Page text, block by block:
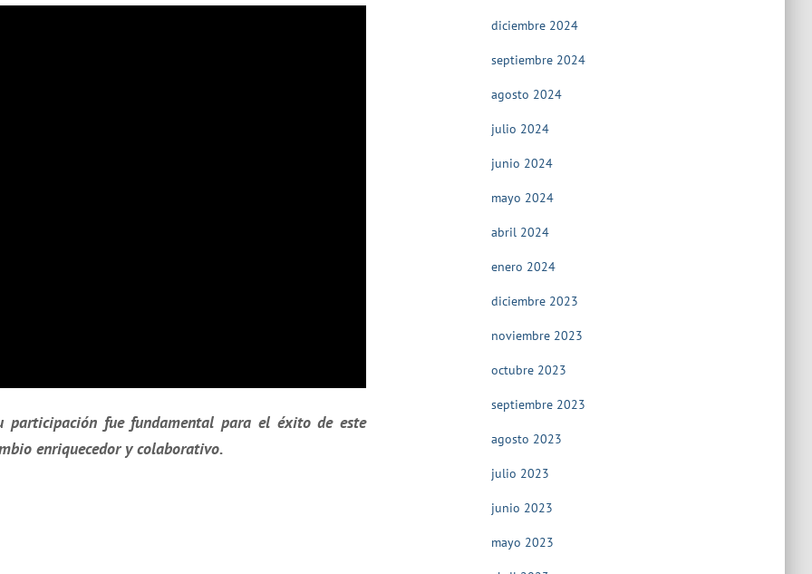
participación fue fundamental para el éxito de este
enriquecedor y colaborativo.
diciembre 2024
septiembre 2024
agosto 2024
julio 2024
junio 2024
mayo 2024
abril 2024
enero 2024
diciembre 2023
noviembre 2023
octubre 2023
septiembre 2023
agosto 2023
julio 2023
junio 2023
mayo 2023